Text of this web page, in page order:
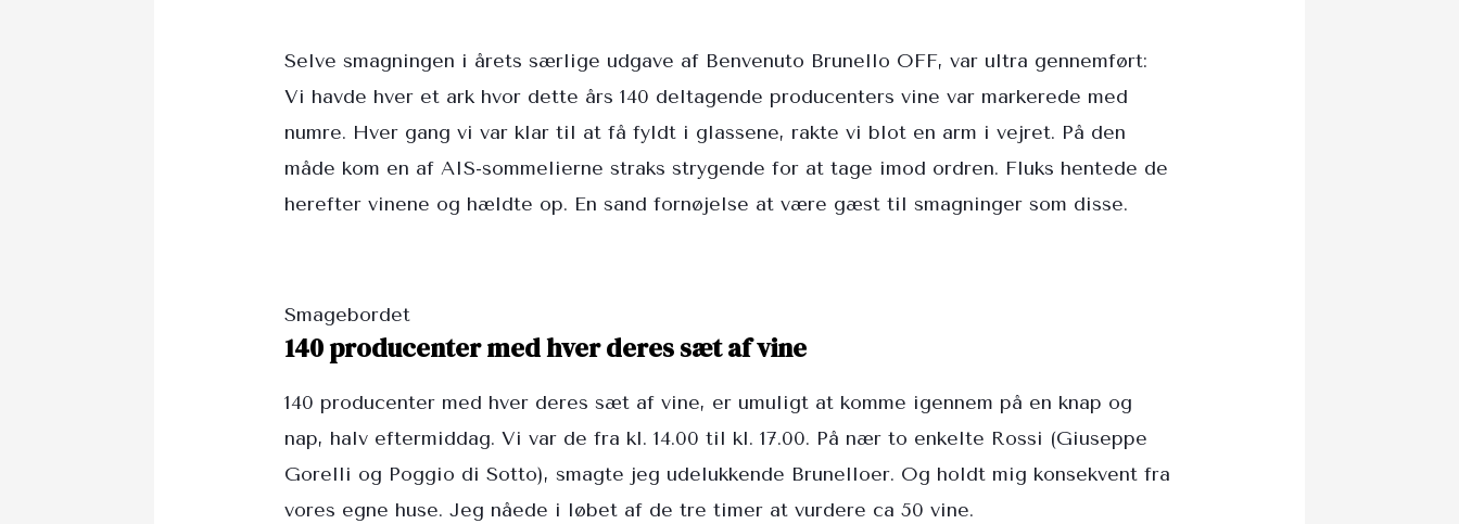
Selve smagningen i årets særlige udgave af Benvenuto Brunello OFF, var ultra gennemført:
Vi havde hver et ark hvor dette års 140 deltagende producenters vine var markerede med
numre. Hver gang vi var klar til at få fyldt i glassene, rakte vi blot en arm i vejret. På den
måde kom en af AIS-sommelierne straks strygende for at tage imod ordren. Fluks hentede de
herefter vinene og hældte op. En sand fornøjelse at være gæst til smagninger som disse.
Smagebordet
140 producenter med hver deres sæt af vine
140 producenter med hver deres sæt af vine, er umuligt at komme igennem på en knap og
nap, halv eftermiddag. Vi var de fra kl. 14.00 til kl. 17.00. På nær to enkelte Rossi (Giuseppe
Gorelli og Poggio di Sotto), smagte jeg udelukkende Brunelloer. Og holdt mig konsekvent fra
vores egne huse. Jeg nåede i løbet af de tre timer at vurdere ca 50 vine.